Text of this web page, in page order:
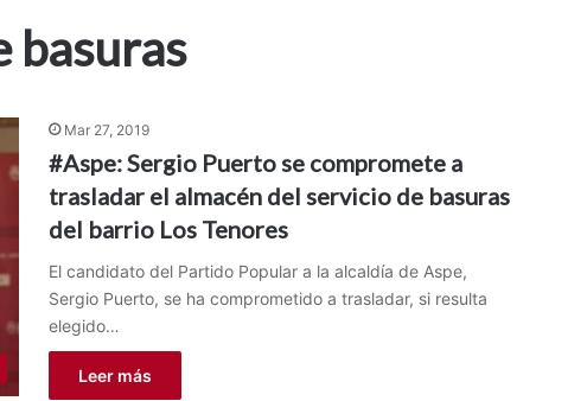
basuras
Mar 27, 2019
#Aspe: Sergio Puerto se compromete a
trasladar el almacén del servicio de basuras
del barrio Los Tenores
El candidato del Partido Popular a la alcaldía de Aspe,
Sergio Puerto, se ha comprometido a trasladar, si resulta
elegido…
Leer más